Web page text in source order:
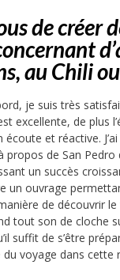
de créer
au Chili
je suis très
excellente, de plus
et réactive.
propos de San Pedro
un succès
un ouvrage
de découvrir le
tout son de cloche
suffit de s’être
voyage dans cette